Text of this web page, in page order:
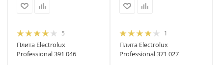
5
Плита Electrolux
Professional 391 046
1
Плита Electrolux
Professional 371 027